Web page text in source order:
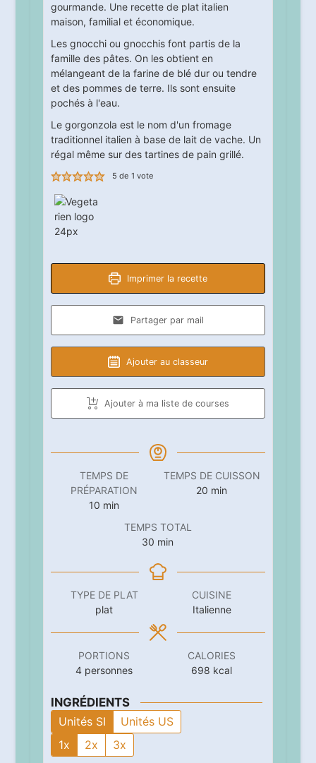
gourmande. Une recette de plat italien
maison, familial et économique.
Les gnocchi ou gnocchis font partis de la
famille des pâtes. On les obtient en
mélangeant de la farine de blé dur ou tendre
et des pommes de terre. Ils sont ensuite
pochés à l'eau.
Le gorgonzola est le nom d'un fromage
traditionnel italien à base de lait de vache. Un
régal même sur des tartines de pain grillé.
5 de 1 vote
Imprimer la recette
Partager par mail
Ajouter au classeur
Ajouter à ma liste de courses
TEMPS DE
PRÉPARATION
10 minutes
min
TEMPS DE CUISSON
20 minutes
min
TEMPS TOTAL
30 minutes
min
TYPE DE PLAT
plat
CUISINE
Italienne
PORTIONS
4 personnes
CALORIES
698 kcal
INGRÉDIENTS
Unités SI
Unités US
1x
2x 3x